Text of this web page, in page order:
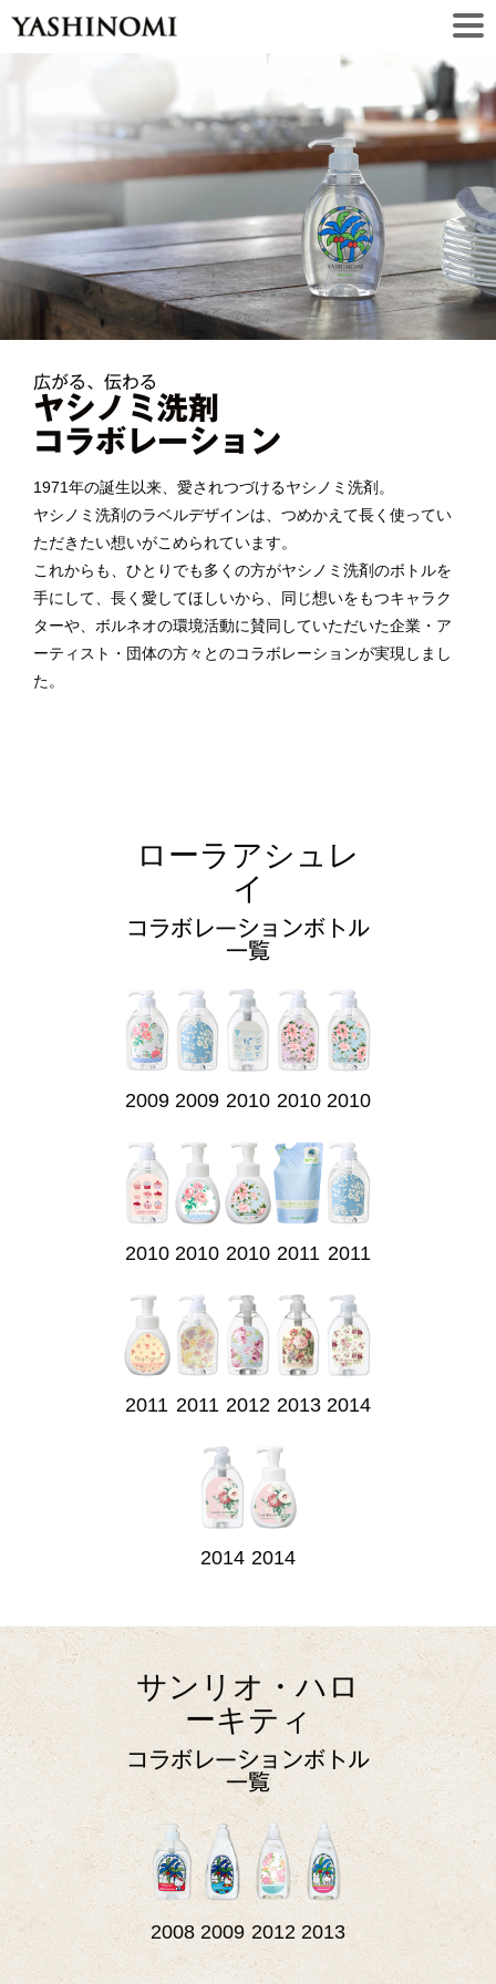
広がる、伝わる
ヤシノミ洗剤
コラボレーション
1971年の誕生以来、愛されつづけるヤシノミ洗剤。
ヤシノミ洗剤のラベルデザインは、つめかえて長く使ってい
ただきたい想いがこめられています。
これからも、ひとりでも多くの方がヤシノミ洗剤のボトルを
手にして、長く愛してほしいから、同じ想いをもつキャラク
ターや、ボルネオの環境活動に賛同していただいた企業・ア
ーティスト・団体の方々とのコラボレーションが実現しまし
た。
ローラアシュレ
イ
コラボレーションボトル
一覧
2009 2009 2010 2010 2010
2010 2010 2010 2011 2011
2011 2011 2012 2013 2014
2014 2014
サンリオ・ハロ
ーキティ
コラボレーションボトル
一覧
2008 2009 2012 2013